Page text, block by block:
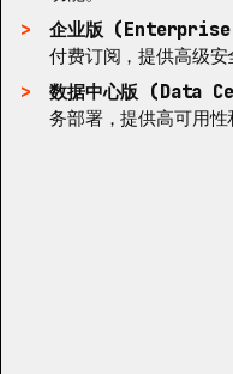
企业版
付费订阅，提供高级安
数据中心版 (Data
务部署，提供高可用性